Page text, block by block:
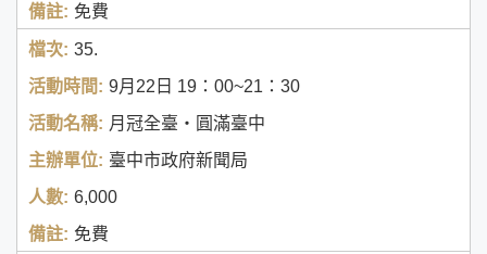
免費
35.
9月22日 19：00~21：30
月冠全臺‧圓滿臺中
臺中市政府新聞局
6,000
免費